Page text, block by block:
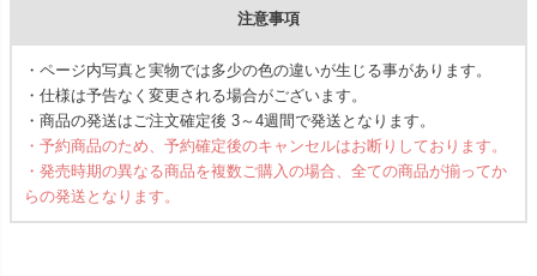
注意事項
・ページ内写真と実物では多少の色の違いが生じる事があります。
・仕様は予告なく変更される場合がございます。
・商品の発送はご注文確定後 3～4週間で発送となります。
・予約商品のため、予約確定後のキャンセルはお断りしております。
・発売時期の異なる商品を複数ご購入の場合、全ての商品が揃ってか
らの発送となります。